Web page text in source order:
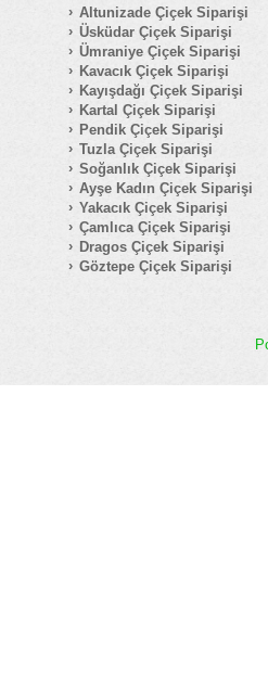
Altunizade Çiçek Siparişi
Üsküdar Çiçek Siparişi
Ümraniye Çiçek Siparişi
Kavacık Çiçek Siparişi
Kayışdağı Çiçek Siparişi
Kartal Çiçek Siparişi
Pendik Çiçek Siparişi
Tuzla Çiçek Siparişi
Soğanlık Çiçek Siparişi
Ayşe Kadın Çiçek Siparişi
Yakacık Çiçek Siparişi
Çamlıca Çiçek Siparişi
Dragos Çiçek Siparişi
Göztepe Çiçek Siparişi